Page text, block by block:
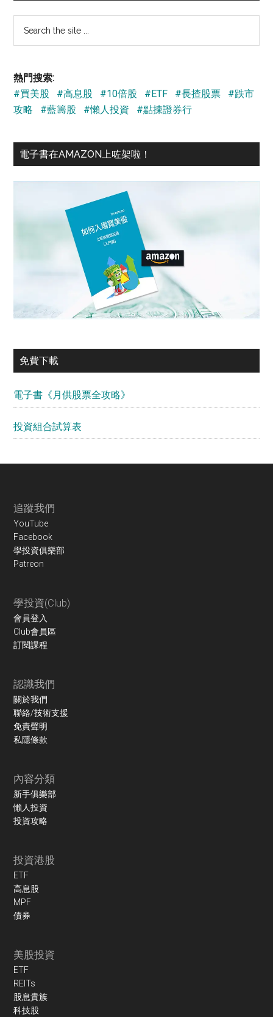
...
熱門搜索:
#買美股
#高息股 #10倍股 #ETF #長揸股票
#跌市
攻略
#藍籌股 #懶人投資 #點揀證券行
電子書在AMAZON上咗架啦！
免費下載
電子書《月供股票全攻略》
投資組合試算表
Footer
追蹤我們
YouTube
Facebook
學投資俱樂部
Patreon
學投資(Club)
會員登入
Club會員區
訂閱課程
認識我們
關於我們
聯絡/技術支援
免責聲明
私隱條款
內容分類
新手俱樂部
懶人投資
投資攻略
投資港股
ETF
高息股
MPF
債券
美股投資
ETF
REITs
股息貴族
科技股